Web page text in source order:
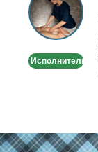
лица
и
тела
Исполнитель